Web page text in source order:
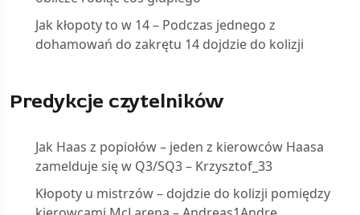
Jak kłopoty to w 14 – Podczas jednego z
dohamowań do zakrętu 14 dojdzie do kolizji
Predykcje czytelników
Jak Haas z popiołów – jeden z kierowców Haasa
zamelduje się w Q3/SQ3 – Krzysztof_33
Kłopoty u mistrzów – dojdzie do kolizji pomiędzy